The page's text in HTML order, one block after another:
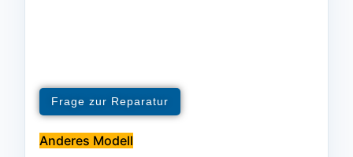
Frage zur Reparatur
Anderes Modell